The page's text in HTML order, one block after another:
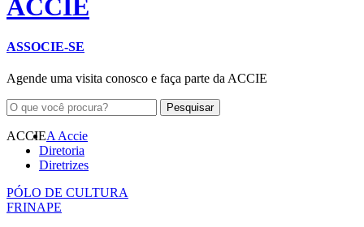
ACCIE
ASSOCIE-SE
Agende uma visita conosco e faça parte da ACCIE
ACCIEA Accie
Diretoria
Diretrizes
PÓLO DE CULTURA
FRINAPE